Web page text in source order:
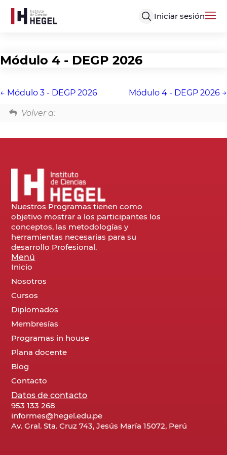
Iniciar sesión
Módulo 4 - DEGP 2026
Módulo 3 - DEGP 2026 Módulo 4 - DEGP 2026
Volver a:
Nuestros Programas tienen como
objetivo mostrar a los participantes los
conceptos, las metodologías y
herramientas necesarias para su
desarrollo Profesional.
Menú
Inicio
Nosotros
Cursos
Diplomados
Membresías
Programas in house
Plana docente
Blog
Contacto
Datos de contacto
953 133 268
informes@hegel.edu.pe
Av. Gral. Sta. Cruz 743, Jesús María 15072, Perú